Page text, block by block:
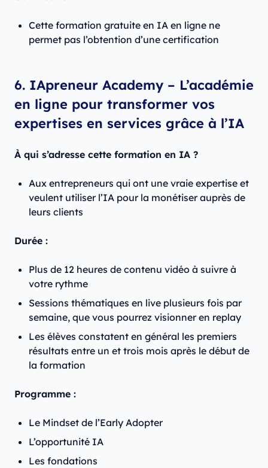
Cette formation gratuite en IA en ligne ne
permet pas l’obtention d’une certification
6. IApreneur Academy – L’académie
en ligne pour transformer vos
expertises en services grâce à l’IA
À qui s’adresse cette formation en IA ?
Aux entrepreneurs qui ont une vraie expertise et
veulent utiliser l’IA pour la monétiser auprès de
leurs clients
Durée :
Plus de 12 heures de contenu vidéo à suivre à
votre rythme
Sessions thématiques en live plusieurs fois par
semaine, que vous pourrez visionner en replay
Les élèves constatent en général les premiers
résultats entre un et trois mois après le début de
la formation
Programme :
Le Mindset de l’Early Adopter
L’opportunité IA
Les fondations